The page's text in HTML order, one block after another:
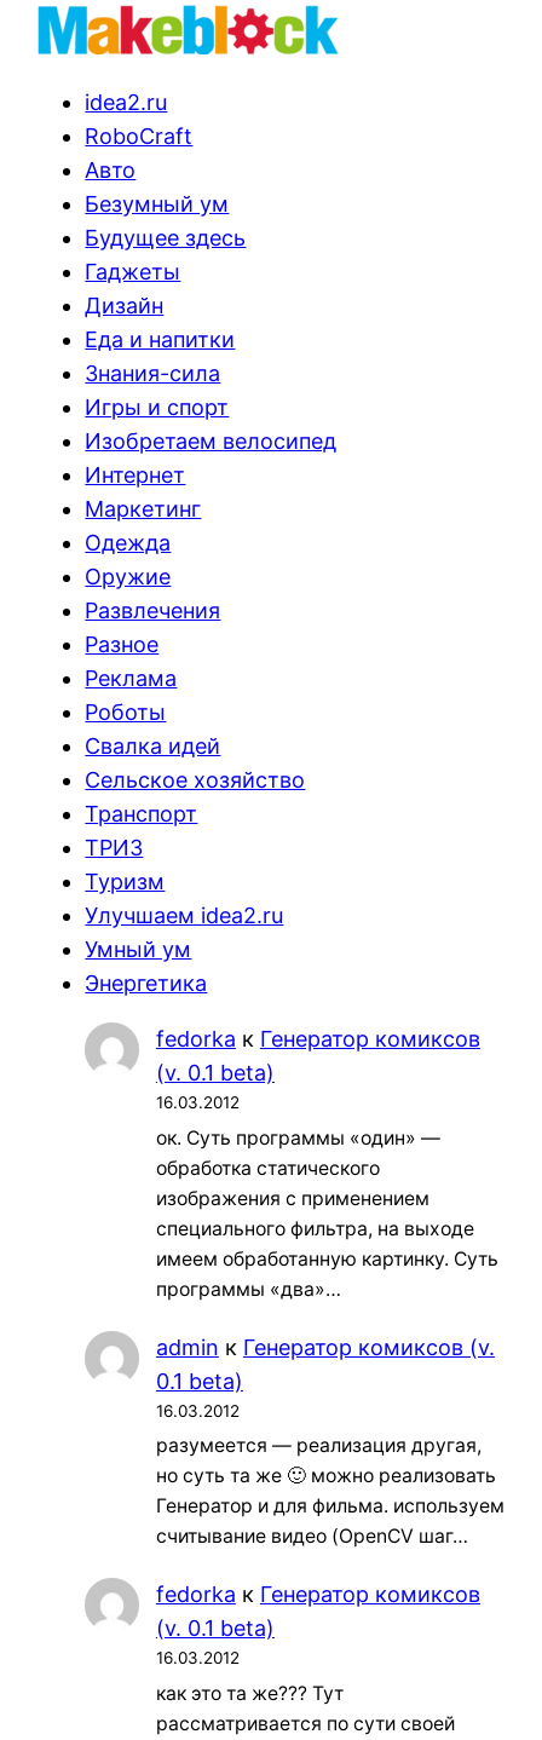
idea2.ru
RoboCraft
Авто
Безумный ум
Будущее здесь
Гаджеты
Дизайн
Еда и напитки
Знания-сила
Игры и спорт
Изобретаем велосипед
Интернет
Маркетинг
Одежда
Оружие
Развлечения
Разное
Реклама
Роботы
Свалка идей
Сельское хозяйство
Транспорт
ТРИЗ
Туризм
Улучшаем idea2.ru
Умный ум
Энергетика
fedorka к Генератор комиксов
(v. 0.1 beta)
16.03.2012
ок. Суть программы «один» —
обработка статического
изображения с применением
специального фильтра, на выходе
имеем обработанную картинку. Суть
программы «два»…
admin к Генератор комиксов (v.
0.1 beta)
16.03.2012
разумеется — реализация другая,
но суть та же 🙂 можно реализовать
Генератор и для фильма. используем
считывание видео (OpenCV шаг…
fedorka к Генератор комиксов
(v. 0.1 beta)
16.03.2012
как это та же??? Тут
рассматривается по сути своей